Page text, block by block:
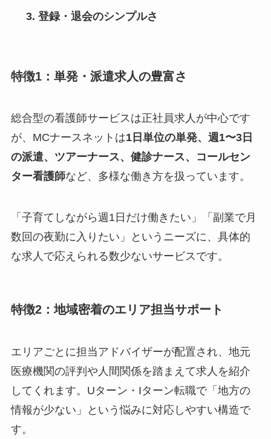
登録・退会のシンプルさ
特徴1：単発・派遣求人の豊富さ
総合型の看護師サービスは正社員求人が中心です
が、MCナースネットは1日単位の単発、週1〜3日
の派遣、ツアーナース、健診ナース、コールセン
ター看護師など、多様な働き方を扱っています。
「子育てしながら週1日だけ働きたい」「副業で月
数回の夜勤に入りたい」というニーズに、具体的
な求人で応えられる数少ないサービスです。
特徴2：地域密着のエリア担当サポート
エリアごとに担当アドバイザーが配置され、地元
医療機関の評判や人間関係を踏まえて求人を紹介
してくれます。Uターン・Iターン転職で「地方の
情報が少ない」という悩みに対応しやすい構造で
す。